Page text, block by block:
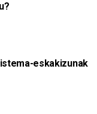
eskakizunak